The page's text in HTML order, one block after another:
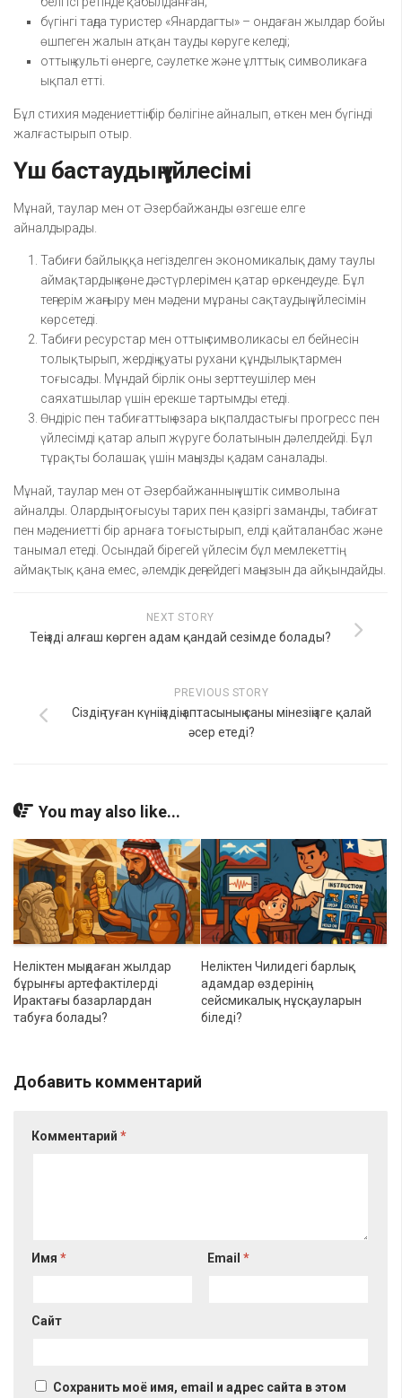
бүгінгі таңда туристер «Янардагты» – ондаған жылдар бойы
өшпеген жалын атқан тауды көруге келеді;
оттың культі өнерге, сәулетке және ұлттық символикаға
ықпал етті.
Бұл стихия мәдениеттің бір бөлігіне айналып, өткен мен бүгінді
жалғастырып отыр.
Үш бастаудың үйлесімі
Мұнай, таулар мен от Әзербайжанды өзгеше елге
айналдырады.
Табиғи байлыққа негізделген экономикалық даму таулы
аймақтардың көне дәстүрлерімен қатар өркендеуде. Бұл
теңгерім жаңғыру мен мәдени мұраны сақтаудың үйлесімін
көрсетеді.
Табиғи ресурстар мен оттың символикасы ел бейнесін
толықтырып, жердің қуаты рухани құндылықтармен
тоғысады. Мұндай бірлік оны зерттеушілер мен
саяхатшылар үшін ерекше тартымды етеді.
Өндіріс пен табиғаттың өзара ықпалдастығы прогресс пен
үйлесімді қатар алып жүруге болатынын дәлелдейді. Бұл
тұрақты болашақ үшін маңызды қадам саналады.
Мұнай, таулар мен от Әзербайжанның үштік символына
айналды. Олардың тоғысуы тарих пен қазіргі заманды, табиғат
пен мәдениетті бір арнаға тоғыстырып, елді қайталанбас және
танымал етеді. Осындай бірегей үйлесім бұл мемлекеттің
аймақтық қана емес, әлемдік деңгейдегі маңызын да айқындайды.
NEXT STORY
Теңізді алғаш көрген адам қандай сезімде болады?
PREVIOUS STORY
Сіздің туған күніңіздің аптасының саны мінезіңізге қалай
әсер етеді?
You may also like...
Неліктен мыңдаған жылдар
бұрынғы артефактілерді
Ирактағы базарлардан
табуға болады?
Неліктен Чилидегі барлық
адамдар өздерінің
сейсмикалық нұсқауларын
біледі?
Добавить комментарий
Комментарий *
Имя * Email*
Сайт
Сохранить моё имя, email и адрес сайта в этом